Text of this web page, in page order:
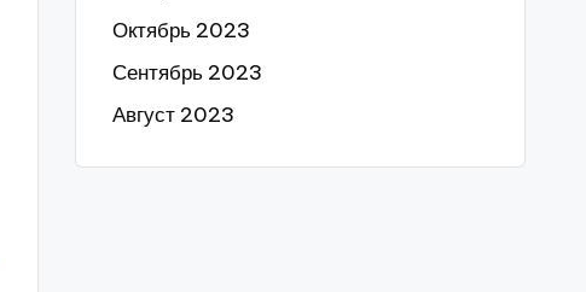
Октябрь 2023
Сентябрь 2023
Август 2023